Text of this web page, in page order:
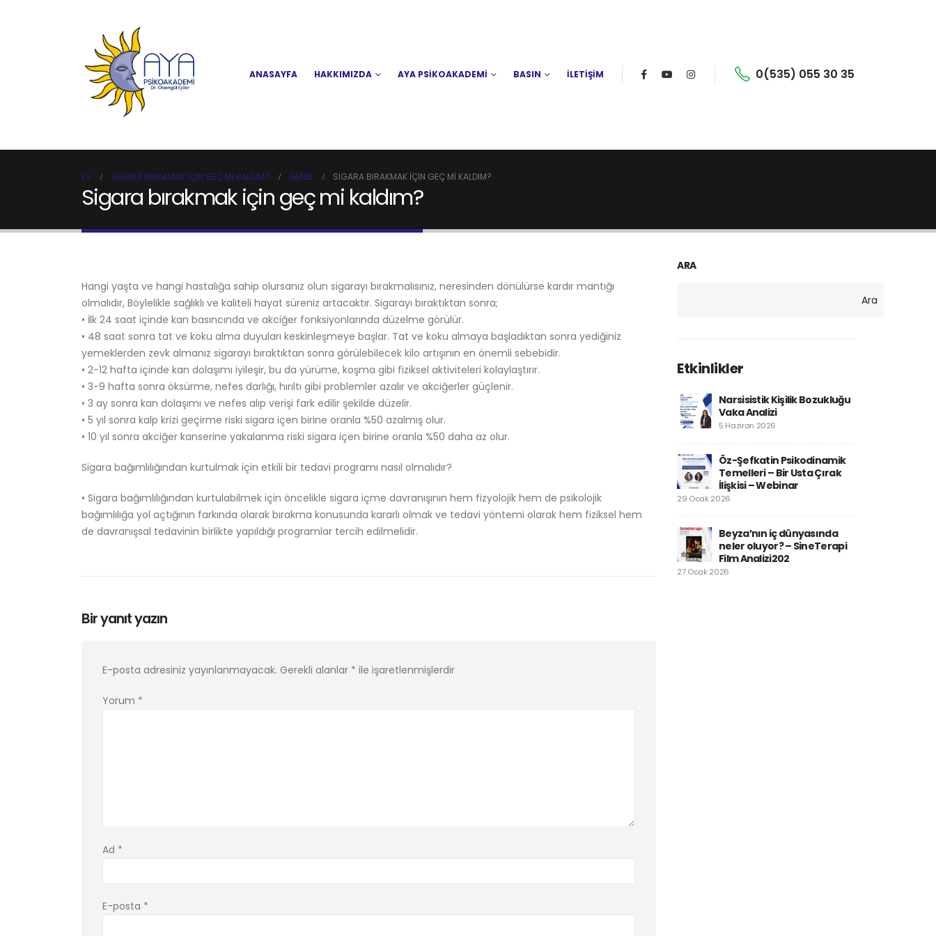
ANASAYFA HAKKIMIZDA AYA PSİKOAKADEMİ BASIN İLETİŞİM 0(535) 055 30 35
EV SIGARA BIRAKMAK IÇIN GEÇ MI KALDIM? GENEL SIGARA BIRAKMAK IÇIN GEÇ MI KALDIM?
Sigara bırakmak için geç mi kaldım?
Hangi yaşta ve hangi hastalığa sahip olursanız olun sigarayı bırakmalısınız, neresinden dönülürse kardır mantığı
olmalıdır, Böylelikle sağlıklı ve kaliteli hayat süreniz artacaktır. Sigarayı bıraktıktan sonra;
• İlk 24 saat içinde kan basıncında ve akciğer fonksiyonlarında düzelme görülür.
• 48 saat sonra tat ve koku alma duyuları keskinleşmeye başlar. Tat ve koku almaya başladıktan sonra yediğiniz
yemeklerden zevk almanız sigarayı bıraktıktan sonra görülebilecek kilo artışının en önemli sebebidir.
• 2-12 hafta içinde kan dolaşımı iyileşir, bu da yürüme, koşma gibi fiziksel aktiviteleri kolaylaştırır.
• 3-9 hafta sonra öksürme, nefes darlığı, hırıltı gibi problemler azalır ve akciğerler güçlenir.
• 3 ay sonra kan dolaşımı ve nefes alıp verişi fark edilir şekilde düzelir.
• 5 yıl sonra kalp krizi geçirme riski sigara içen birine oranla %50 azalmış olur.
• 10 yıl sonra akciğer kanserine yakalanma riski sigara içen birine oranla %50 daha az olur.
Sigara bağımlılığından kurtulmak için etkili bir tedavi programı nasıl olmalıdır?
• Sigara bağımlılığından kurtulabilmek için öncelikle sigara içme davranışının hem fizyolojik hem de psikolojik
bağımlılığa yol açtığının farkında olarak bırakma konusunda kararlı olmak ve tedavi yöntemi olarak hem fiziksel hem
de davranışsal tedavinin birlikte yapıldığı programlar tercih edilmelidir.
Bir yanıt yazın
E-posta adresiniz yayınlanmayacak. Gerekli alanlar * ile işaretlenmişlerdir
Yorum *
Ad *
E-posta *
ARA
Ara
Etkinlikler
Narsisistik Kişilik Bozukluğu
Vaka Analizi
5 Haziran 2026
Öz-Şefkatin Psikodinamik
Temelleri – Bir Usta Çırak
İlişkisi – Webinar
29 Ocak 2026
Beyza’nın iç dünyasında
neler oluyor? – SineTerapi
Film Analizi202
27 Ocak 2026